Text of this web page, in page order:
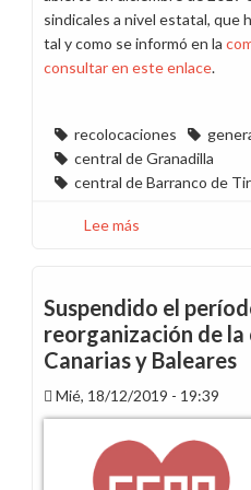
sindicales a nivel estatal, que
tal y como se informó en la
consultar en este enlace.
recolocaciones
central de Granadilla
central de Barranco de
Lee más
de
centrales
de
Tenerife,
Gran
Canaria
e
Ibiza
Suspendido el
reorganización de
Canarias y Baleares
Mié, 18/12/2019 - 19:39